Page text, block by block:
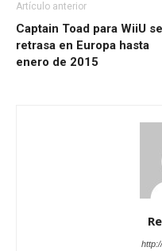
Artículo anterior
Captain Toad para WiiU se
retrasa en Europa hasta
enero de 2015